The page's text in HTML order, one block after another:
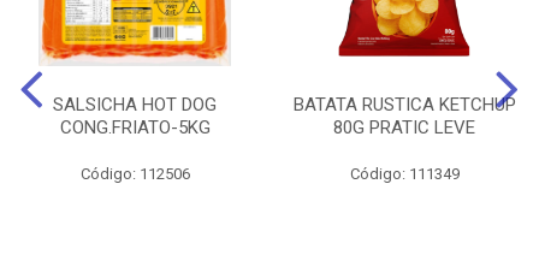
SALSICHA HOT DOG
CONG.FRIATO-5KG
Código: 112506
BATATA RUSTICA KETCHUP
80G PRATIC LEVE
Código: 111349